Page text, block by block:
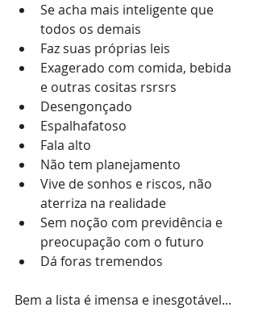
Se acha mais inteligente que
todos os demais
Faz suas próprias leis
Exagerado com comida, bebida
e outras cositas rsrsrs
Desengonçado
Espalhafatoso
Fala alto
Não tem planejamento
Vive de sonhos e riscos, não
aterriza na realidade
Sem noção com previdência e
preocupação com o futuro
Dá foras tremendos
Bem a lista é imensa e inesgotável...